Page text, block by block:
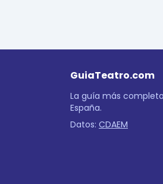
GuiaTeatro.com
La guía más
España.
Datos: CDAEM